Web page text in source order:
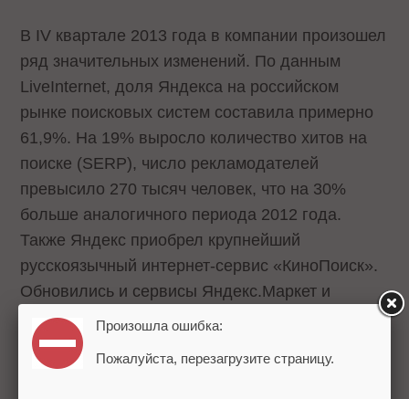
В IV квартале 2013 года в компании произошел
ряд значительных изменений. По данным
LiveInternet, доля Яндекса на российском
рынке поисковых систем составила примерно
61,9%. На 19% выросло количество хитов на
поиске (SERP), число рекламодателей
превысило 270 тысяч человек, что на 30%
больше аналогичного периода 2012 года.
Также Яндекс приобрел крупнейший
русскоязычный интернет-сервис «КиноПоиск».
Обновились и сервисы Яндекс.Маркет и
Яндекс.Карты: Я.Маркет предоставил
интернет-магазинам новую модель
размещения товарных предложений с оплатой
Произошла ошибка:
Пожалуйста, перезагрузите страницу.